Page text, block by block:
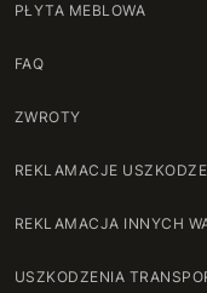
PŁYTA MEBLOWA
FAQ
ZWROTY
REKLAMACJE
REKLAMACJA INNYCH
USZKODZENIA